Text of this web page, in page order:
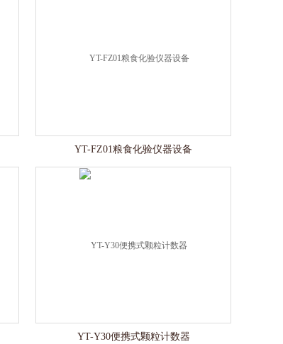
YT-FZ01粮食化验仪器设备
YT-Y30便携式颗粒计数器